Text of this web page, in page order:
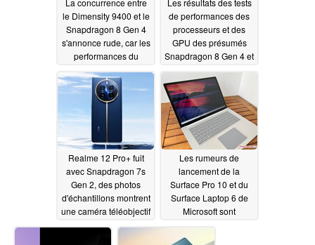
La concurrence entre
le Dimensity 9400 et le
Snapdragon 8 Gen 4
s'annonce rude, car les
performances du
vaisseau amiral de
MediaTek ont fuité
02/03/2024
Les résultats des tests
de performances des
processeurs et des
GPU des présumés
Snapdragon 8 Gen 4 et
MediaTek Dimensity
9400 indiquent des
performances
démentielles01/30/2024
Realme 12 Pro+ fuit
avec Snapdragon 7s
Gen 2, des photos
d'échantillons montrent
une caméra téléobjectif
périscopique
01/24/2024
Les rumeurs de
lancement de la
Surface Pro 10 et du
Surface Laptop 6 de
Microsoft sont
détaillées avec des
SoC Snapdragon X